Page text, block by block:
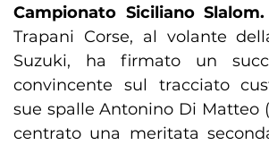
Campionato Siciliano Slalom.
Trapani Corse, al volante
Suzuki, ha firmato un
convincente sul tracciato
sue spalle Antonino Di Matteo
centrato una meritata